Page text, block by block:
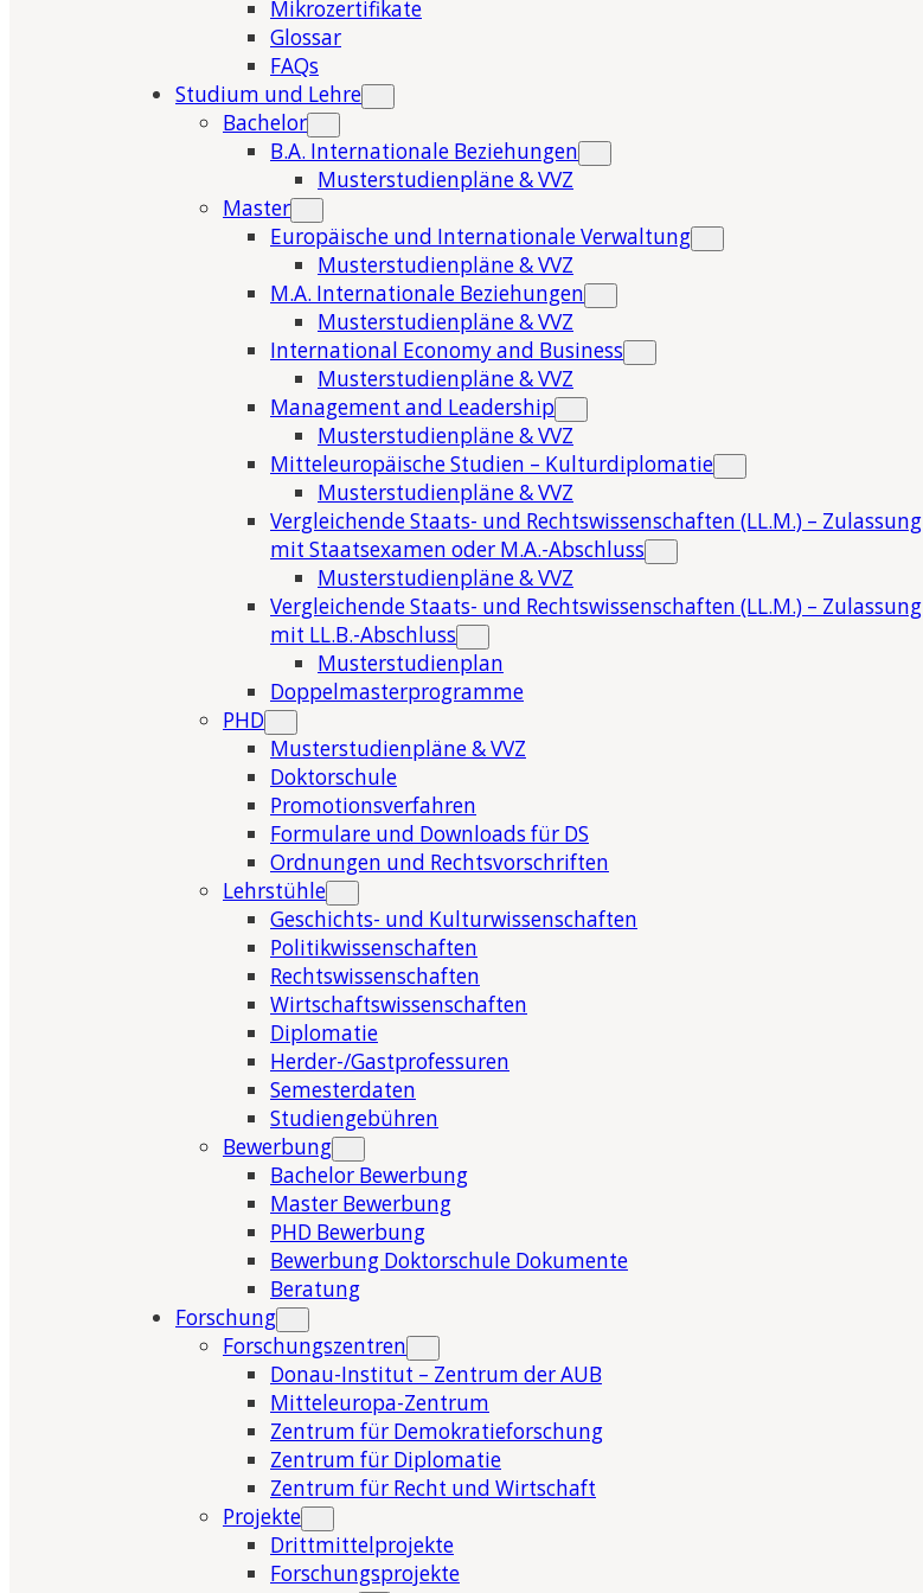
Mikrozertifikate
Glossar
FAQs
Studium und Lehre
Bachelor
B.A. Internationale Beziehungen
Musterstudienpläne & VVZ
Master
Europäische und Internationale Verwaltung
Musterstudienpläne & VVZ
M.A. Internationale Beziehungen
Musterstudienpläne & VVZ
International Economy and Business
Musterstudienpläne & VVZ
Management and Leadership
Musterstudienpläne & VVZ
Mitteleuropäische Studien – Kulturdiplomatie
Musterstudienpläne & VVZ
Vergleichende Staats- und Rechtswissenschaften (LL.M.) – Zulassung
mit Staatsexamen oder M.A.-Abschluss
Musterstudienpläne & VVZ
Vergleichende Staats- und Rechtswissenschaften (LL.M.) – Zulassung
mit LL.B.-Abschluss
Musterstudienplan
Doppelmasterprogramme
PHD
Musterstudienpläne & VVZ
Doktorschule
Promotionsverfahren
Formulare und Downloads für DS
Ordnungen und Rechtsvorschriften
Lehrstühle
Geschichts- und Kulturwissenschaften
Politikwissenschaften
Rechtswissenschaften
Wirtschaftswissenschaften
Diplomatie
Herder-/Gastprofessuren
Semesterdaten
Studiengebühren
Bewerbung
Bachelor Bewerbung
Master Bewerbung
PHD Bewerbung
Bewerbung Doktorschule Dokumente
Beratung
Forschung
Forschungszentren
Donau-Institut – Zentrum der AUB
Mitteleuropa-Zentrum
Zentrum für Demokratieforschung
Zentrum für Diplomatie
Zentrum für Recht und Wirtschaft
Projekte
Drittmittelprojekte
Forschungsprojekte